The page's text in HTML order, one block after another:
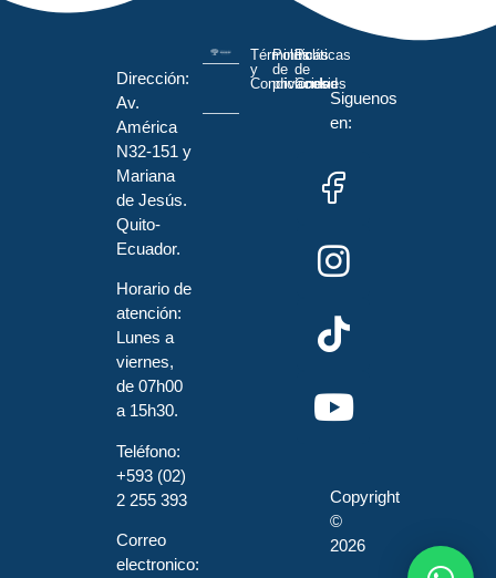
Dirección:
Av.
América
N32-151 y
Mariana
de Jesús.
Quito-
Ecuador.
Horario de
atención:
Lunes a
viernes,
de 07h00
a 15h30.
Teléfono:
+593 (02)
2 255 393
Correo
electronico:
Términos
y
Condiciones
Políticas
de
privacidad
Políticas
de
Cookies
Siguenos
en:
Copyright
©
2026